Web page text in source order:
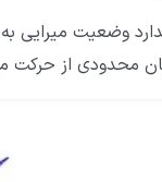
وضعیت میرایی
محدودی از حرکت